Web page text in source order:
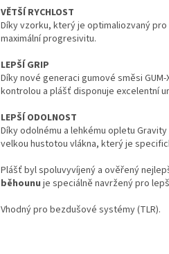
VĚTŠÍ RYCHLOST
Díky vzorku, který je optimaliozvaný
maximální progresivitu.
LEPŠÍ GRIP
Díky nové generaci gumové směsi
kontrolou a plášť disponuje excelentní
LEPŠÍ ODOLNOST
Díky odolnému a lehkému opletu
velkou hustotou vlákna, který je
Plášť byl spoluvyvíjený a ověřený
běhounu je speciálně navržený pro
Vhodný pro bezdušové systémy (TLR).